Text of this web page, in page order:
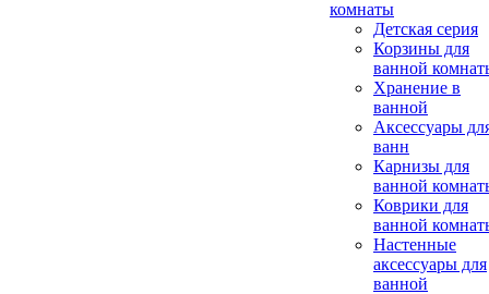
комнаты
Детская серия
Корзины для
ванной
Хранение в
ванной
Аксессуары
ванн
Карнизы для
ванной
Коврики для
ванной
Настенные
аксессуары для
ванной